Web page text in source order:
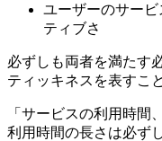
ユーザーのサー
ティブさ
必ずしも両者を満たす
ティッキネスを表すこ
「サービスの利用時間
利用時間の長さは必ず